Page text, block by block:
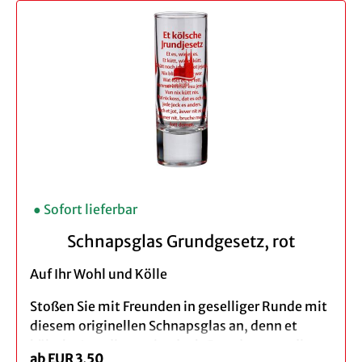
Gastgeschenk für alle Köln-Fans etwas ganz
Besonderes! Perfekt für Ihre nächste Feier, den
nächsten Geburtstag oder Party. Stoßen Sie mit
Ihren Liebsten an oder verschenken Sie ein
Gläser-Set zum unschlagbaren Preis an Freunde,
Bekannte und Nachbarn. Leuchtende Augen
Tipp: Eine tolle Geschenkidee zur
Einweihungsparty für alle neuen, zugezogenen
Menge: 2er-, 4er oder 6er-Set
Material: Glas
Füllmenge: 22 cl
Höhe: 23 cm
Spülmaschinengeeignet (wir empfehlen das
● Sofort lieferbar
Schnapsglas Grundgesetz, rot
Auf Ihr Wohl und Kölle
Stoßen Sie mit Freunden in geselliger Runde mit
diesem originellen Schnapsglas an, denn et
ab EUR 3,50